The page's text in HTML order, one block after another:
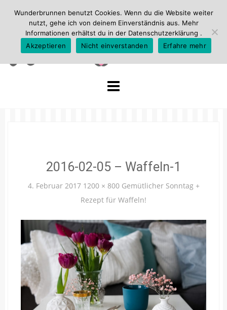
2016-02-05 – Waffeln-1
4. Februar 2017 1200 × 800 Gemütlicher Sonntag +
Rezept für Waffeln!
Wunderbrunnen benutzt Cookies. Wenn du die Website weiter
nutzt, gehe ich von deinem Einverständnis aus. Mehr
Informationen erhältst du in der Datenschutzerklärung .
Akzeptieren
Nicht einverstanden Erfahre mehr